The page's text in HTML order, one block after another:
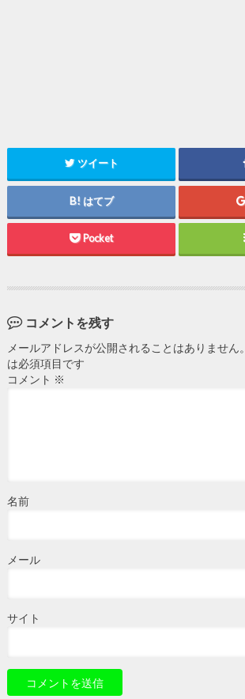
ツイート
はてブ
Pocket
コメントを残す
メールアドレスが公開されることはありません。
は必須項目です
コメント ※
名前
メール
サイト